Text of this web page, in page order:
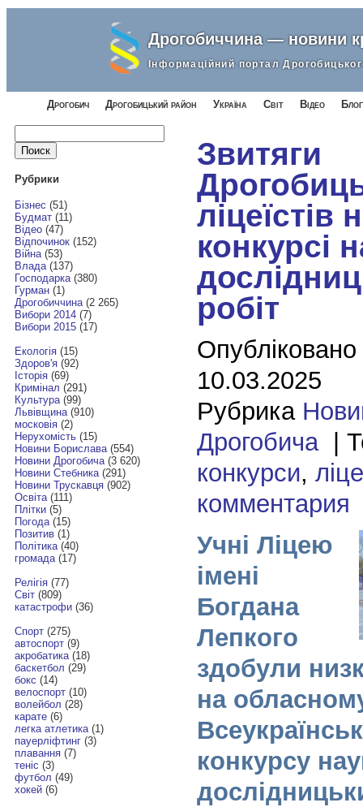
Дрогобиччина — новини
Інформаційний портал
Дрогобич Дрогобицький район Україна Світ Відео
Найти:
Рубрики
Бізнес (51)
Будмат(11)
Відео(47)
Відпочинок(152)
Війна(53)
Влада(137)
Господарка(380)
Гурман(1)
Дрогобиччина(2 265)
Вибори 2014(7)
Вибори 2015(17)
Екологія(15)
Здоров'я(92)
Історія(69)
Кримінал (291)
Культура(99)
Львівщина(910)
московія(2)
Нерухомість(15)
Новини Борислава(554)
Новини Дрогобича(3 620)
Новини Стебника(291)
Новини Трускавця(902)
Освіта(111)
Плітки(5)
Погода(15)
Позитив(1)
Політика(40)
громада(17)
Релігія(77)
Світ(809)
катастрофи(36)
Спорт(275)
автоспорт(9)
акробатика(18)
баскетбол (29)
бокс (14)
велоспорт(10)
волейбол (28)
карате(6)
легка атлетика(1)
пауерліфтинг(3)
плавання(7)
теніс (3)
футбол (49)
хокей(6)
Звитяги
ліцеїстів
конкурсі
робіт
10.03.2025
Рубрика
Дрогобича|
конкурси,
комментария
Учні Ліцею
імені
Богдана
Лепкого
здобули
на
конкурсу